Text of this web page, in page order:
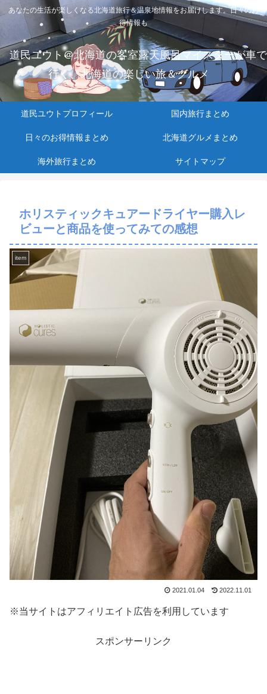
あなたの生活が楽しくなる北海道旅行＆温泉地情報をお届けします。日々のお
得情報も
道民ユウト＠北海道の客室露天風呂マイスターが車で
行く、北海道の楽しい旅＆グルメ
道民ユウトプロフィール 国内旅行まとめ
日々のお得情報まとめ 北海道グルメまとめ
海外旅行まとめ サイトマップ
ホリスティックキュアードライヤー購入レ
ビューと商品を使ってみての感想
item
2021.01.04 2022.11.01
※当サイトはアフィリエイト広告を利用しています
スポンサーリンク